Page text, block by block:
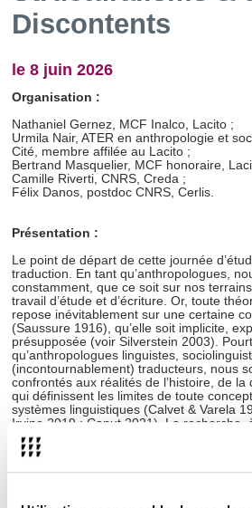
Discontents
le 8 juin 2026
Organisation :
Nathaniel Gernez, MCF Inalco, Lacito ;
Urmila Nair, ATER en anthropologie et
Cité, membre affilée au Lacito ;
Bertrand Masquelier, MCF honoraire,
Camille Riverti, CNRS, Creda ;
Félix Danos, postdoc CNRS, Cerlis.
Présentation :
Le point de départ de cette journée
traduction. En tant qu’anthropologues,
constamment, que ce soit sur nos
travail d’étude et d’écriture. Or, toute
repose inévitablement sur une certaine
(Saussure 1916), qu’elle soit implicite,
présupposée (voir Silverstein 2003).
qu’anthropologues linguistes,
(incontournablement) traducteurs, nous
confrontés aux réalités de l’histoire, de la
qui définissent les limites de toute
systèmes linguistiques (Calvet & Varela
Irvine 2019 ; Canut 2021). La recherche,
quadrature du cercle, telle est la
JE. S’inscrivant dans la continuité du
La JE s’inscrit, bien entendu, dans la